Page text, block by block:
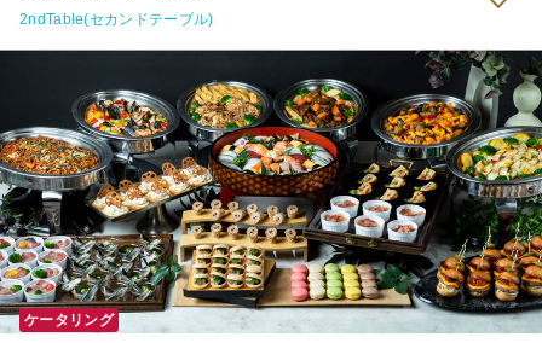
2ndTable(セカンドテーブル)
ケータリング